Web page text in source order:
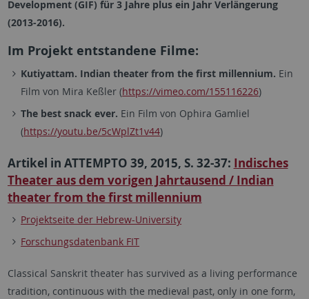
Development (GIF) für 3 Jahre plus ein Jahr Verlängerung
(2013-2016).
Im Projekt entstandene Filme:
Kutiyattam. Indian theater from the first millennium. Ein
Film von Mira Keßler (https://vimeo.com/155116226)
The best snack ever. Ein Film von Ophira Gamliel
(https://youtu.be/5cWplZt1v44)
Artikel in ATTEMPTO 39, 2015, S. 32-37: Indisches
Theater aus dem vorigen Jahrtausend / Indian
theater from the first millennium
Projektseite der Hebrew-University
Forschungsdatenbank FIT
Classical Sanskrit theater has survived as a living performance
tradition, continuous with the medieval past, only in one form,